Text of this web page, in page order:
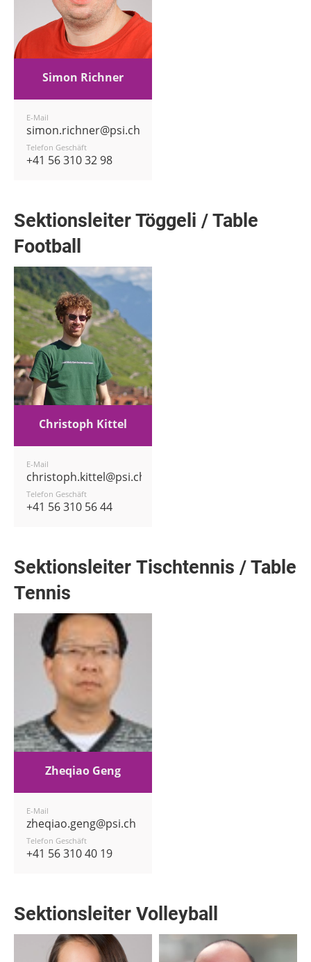
Simon Richner
E-Mail
simon.richner@psi.ch
Telefon Geschäft
+41 56 310 32 98
Sektionsleiter Töggeli / Table
Football
Christoph Kittel
E-Mail
christoph.kittel@psi.ch
Telefon Geschäft
+41 56 310 56 44
Sektionsleiter Tischtennis / Table
Tennis
Zheqiao Geng
E-Mail
zheqiao.geng@psi.ch
Telefon Geschäft
+41 56 310 40 19
Sektionsleiter Volleyball